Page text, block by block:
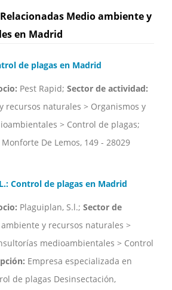
Medio ambiente y
en Madrid
de plagas en Madrid
Pest Rapid; Sector de actividad:
recursos naturales > Organismos y
> Control de plagas;
Monforte De Lemos, 149 - 28029
Control de plagas en Madrid
Plaguiplan, S.l.; Sector de
y recursos naturales >
medioambientales > Control
Empresa especializada en
de plagas Desinsectación,